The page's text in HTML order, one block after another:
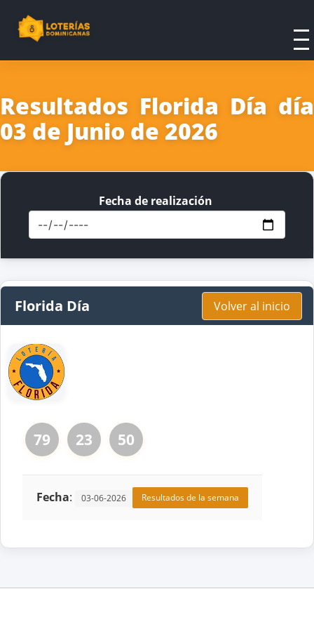
Resultados Florida Día día
03 de Junio de 2026
Fecha de realización
Florida Día Volver al inicio
79 23 50
Fecha: 03-06-2026 Resultados de la semana